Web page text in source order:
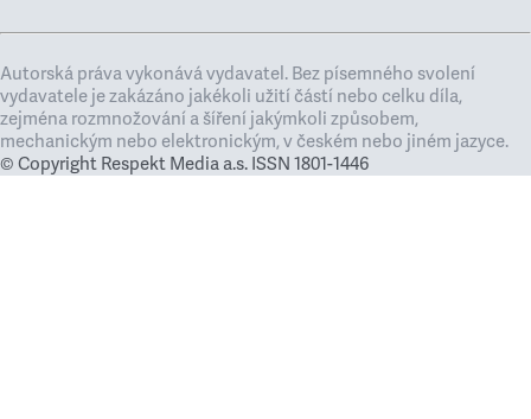
Autorská práva vykonává vydavatel. Bez písemného svolení
vydavatele je zakázáno jakékoli užití částí nebo celku díla,
zejména rozmnožování a šíření jakýmkoli způsobem,
mechanickým nebo elektronickým, v českém nebo jiném jazyce.
© Copyright Respekt Media a.s. ISSN 1801-1446